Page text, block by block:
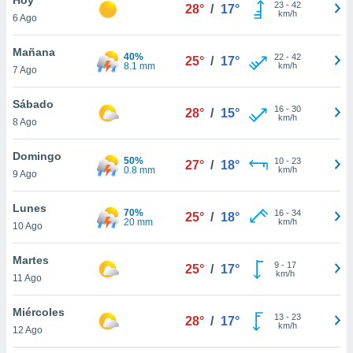
y
en
más
de
6 Ago
28° / 17° 23- 42
km/h
Mañana
7 Ago
40%
8.1 mm
25° / 17° 22- 42
km/h
Sábado
8 Ago
28° / 15° 16- 30
km/h
Domingo
9 Ago
50%
0.8 mm
27° / 18° 10- 23
km/h
Lunes
10 Ago
70%
20 mm
25° / 18° 16- 34
km/h
Martes
11 Ago
25° / 17° 9- 17
km/h
Miércoles
12 Ago
28° / 17° 13- 23
km/h